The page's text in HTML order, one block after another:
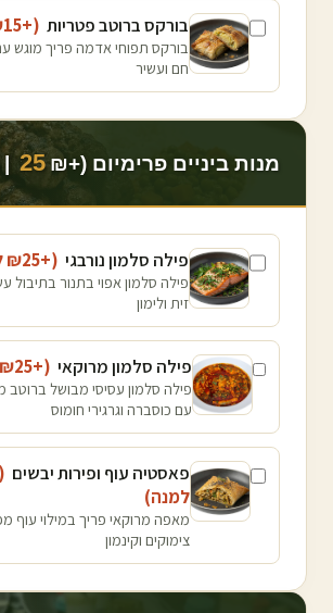
בורקס ברוטב פטריות (+₪
15
בורקס תפוחי אדמה פריך מוגש
חם ועשיר
מנות ביניים פרימיום (+₪ 25
פילה סלמון נורבגי (+₪
25
פילה סלמון אפוי בתנור בתיבול
זית ולימון
פילה סלמון מרוקאי (+₪
25
פילה סלמון עסיסי מבושל ברוטב
עם כוסברה וגרגירי חומוס
פאסטיה עוף ופירות יבשים
למנה)
מאפה מרוקאי פריך במילוי עוף
צימוקים וקינמון